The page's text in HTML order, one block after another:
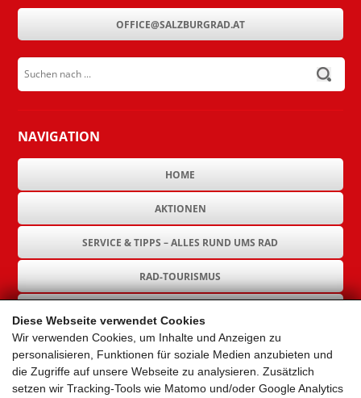
Diese Webseite verwendet Cookies
Wir verwenden Cookies, um Inhalte und Anzeigen zu
personalisieren, Funktionen für soziale Medien anzubieten und
die Zugriffe auf unsere Webseite zu analysieren. Zusätzlich
setzen wir Tracking-Tools wie Matomo und/oder Google Analytics
OFFICE@SALZBURGRAD.AT
Suchen nach ...
submit
NAVIGATION
HOME
AKTIONEN
SERVICE & TIPPS – ALLES RUND UMS RAD
RAD-TOURISMUS
GEMEINDEN
AKTUELLES